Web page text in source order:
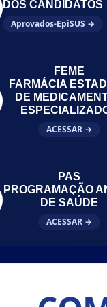
DOS CANDIDATOS
Aprovados-EpiSUS →
FEME
FARMÁCIA
DE
ACESSAR →
PAS
PROGRAMAÇÃO
DE SAÚDE
ACESSAR →